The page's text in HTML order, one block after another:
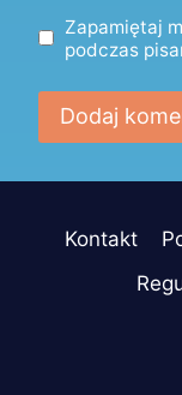
Zapamiętaj
podczas
Kontakt